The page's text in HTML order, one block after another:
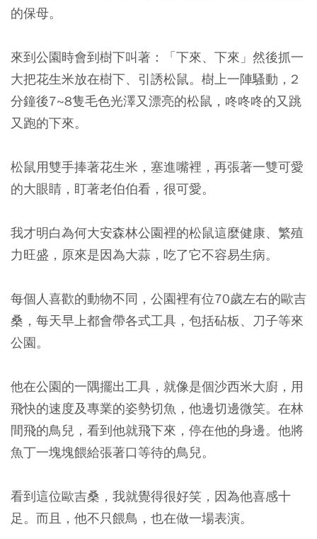
的保母。
來到公園時會到樹下叫著：「下來、下來」然後抓一
大把花生米放在樹下、引誘松鼠。樹上一陣騷動，2
分鐘後7~8隻毛色光澤又漂亮的松鼠，咚咚咚的又跳
又跑的下來。
松鼠用雙手捧著花生米，塞進嘴裡，再張著一雙可愛
的大眼睛，盯著老伯伯看，很可愛。
我才明白為何大安森林公園裡的松鼠這麼健康、繁殖
力旺盛，原來是因為大蒜，吃了它不容易生病。
每個人喜歡的動物不同，公園裡有位70歲左右的歐吉
桑，每天早上都會帶各式工具，包括砧板、刀子等來
公園。
他在公園的一隅擺出工具，就像是個沙西米大廚，用
飛快的速度及專業的姿勢切魚，他邊切邊微笑。在林
間飛的鳥兒，看到他就飛下來，停在他的身邊。他將
魚丁一塊塊餵給張著口等待的鳥兒。
看到這位歐吉桑，我就覺得很好笑，因為他喜感十
足。而且，他不只餵鳥，也在做一場表演。